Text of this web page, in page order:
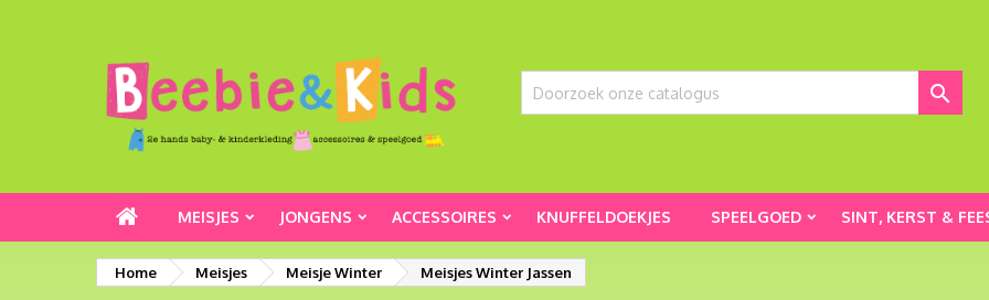

MEISJES JONGENS ACCESSOIRES KNUFFELDOEKJES SPEELGOED SINT, KERST &
Home Meisjes Meisje Winter Meisjes Winter Jassen